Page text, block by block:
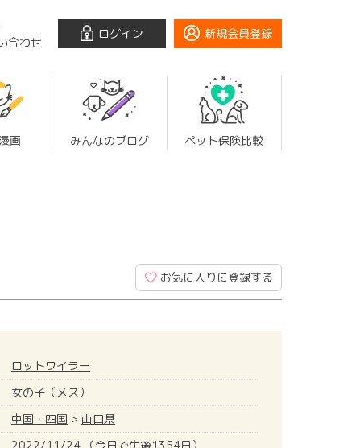
合わせ
ログイン 新規会員登録
画 みんなのブログ ペット保険比較
お気に入りに登録する
ロットワイラー
女の子（メス）
中国・四国 > 山口県